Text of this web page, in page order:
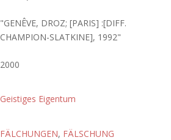
"GENÊVE, DROZ; [PARIS] :[DIFF.
CHAMPION-SLATKINE], 1992"
2000
Geistiges Eigentum
FÄLCHUNGEN, FÄLSCHUNG